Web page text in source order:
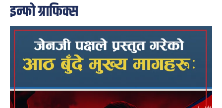
इन्फो ग्राफिक्स